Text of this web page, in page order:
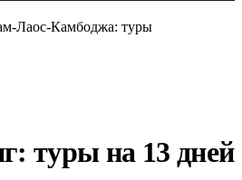
Лаос-Камбоджа: туры
туры на 13 дней